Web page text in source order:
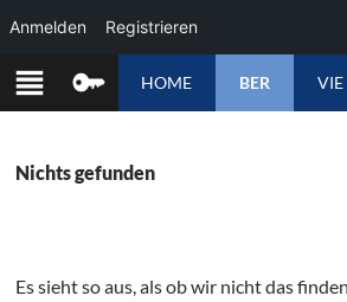
ZUM
INHALT
HOME BER VIE
Nichts gefunden
Es sieht so aus, als ob wir nicht das
Anmelden Registrieren